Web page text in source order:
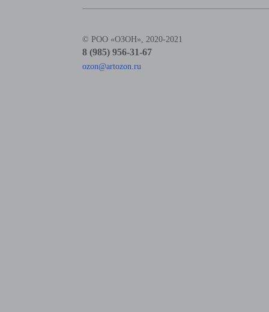
© РОО «ОЗОН», 2020-2021
8 (985) 956-31-67
ozon@artozon.ru